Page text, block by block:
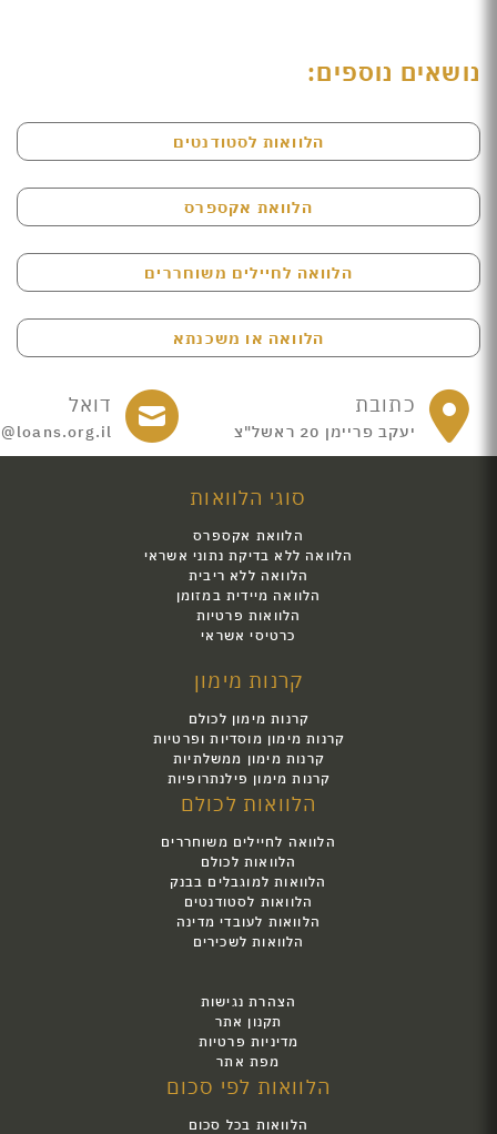
נושאים נוספים:
הלוואות לסטודנטים
הלוואת אקספרס
הלוואה לחיילים משוחררים
הלוואה או משכנתא
כתובת
יעקב פריימן 20 ראשל"צ
דואל
סוגי הלוואות
הלוואת אקספרס
הלוואה ללא בדיקת נתוני אשראי
הלוואה ללא ריבית
הלוואה מיידית במזומן
הלוואות פרטיות
כרטיסי אשראי
קרנות מימון
קרנות מימון לכולם
קרנות מימון מוסדיות ופרטיות
קרנות מימון ממשלתיות
קרנות מימון פילנתרופיות
הלוואות לכולם
הלוואה לחיילים משוחררים
הלוואות לכולם
הלוואות למוגבלים בבנק
הלוואות לסטודנטים
הלוואות לעובדי מדינה
הלוואות לשכירים
הצהרת נגישות
תקנון אתר
מדיניות פרטיות
מפת אתר
הלוואות לפי סכום
הלוואות בכל סכום